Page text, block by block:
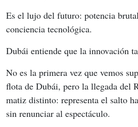
Es el lujo del futuro: potencia
conciencia tecnológica.
Dubái entiende que la innovación
No es la primera vez que vemos
flota de Dubái, pero la llegada del
matiz distinto: representa el salto
sin renunciar al espectáculo.